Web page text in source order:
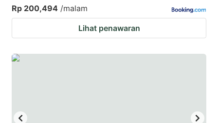
Rp 200,494 /malam
Lihat penawaran